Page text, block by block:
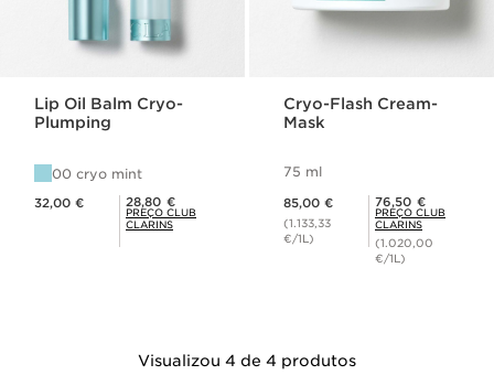
Lip Oil Balm Cryo-
Plumping
00 cryo mint
32,00 € Preço Club Clarins 28,80 €
28,80 €
PREÇO CLUB
CLARINS
Cryo-Flash Cream-
Mask
75 ml
85,00 €
(1.133,33
€/1L)
Preço Club Clarins 76,50 €
76,50 €
PREÇO CLUB
CLARINS
(1.020,00
€/1L)
Visualizou 4 de 4 produtos